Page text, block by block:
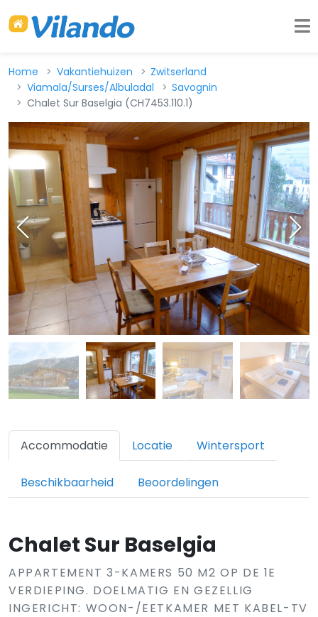
Home Vakantiehuizen
Zwitserland
Viamala/Surses/Albuladal
Savognin
Chalet Sur Baselgia (CH7453.110.1)
Accommodatie Locatie Wintersport
Beschikbaarheid Beoordelingen
Chalet Sur Baselgia
APPARTEMENT 3-KAMERS 50 M2 OP DE 1E
VERDIEPING. DOELMATIG EN GEZELLIG
INGERICHT: WOON-/EETKAMER MET KABEL-TV